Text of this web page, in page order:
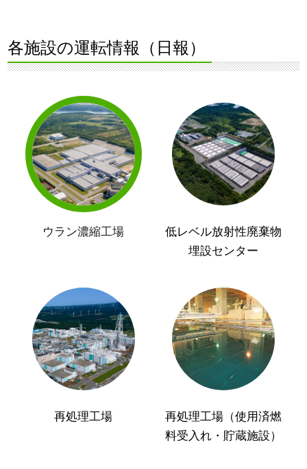
各施設の運転情報（日報）
ウラン濃縮工場
低レベル放射性廃棄物
埋設センター
再処理工場
再処理工場（使用済燃
料受入れ・貯蔵施設）